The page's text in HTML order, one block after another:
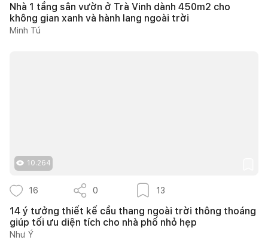
Nhà 1 tầng sân vườn ở Trà Vinh dành 450m2 cho
không gian xanh và hành lang ngoài trời
Minh Tú
10.264
16 0 13
14 ý tưởng thiết kế cầu thang ngoài trời thông thoáng
giúp tối ưu diện tích cho nhà phố nhỏ hẹp
Như Ý